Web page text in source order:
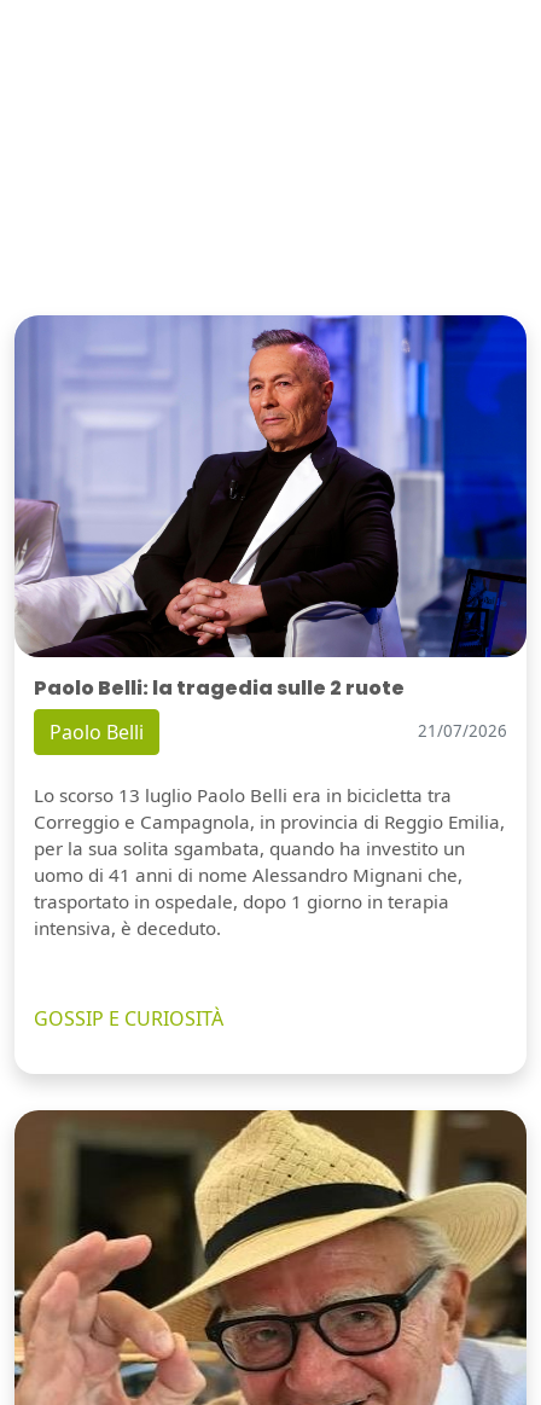
Paolo Belli: la tragedia sulle 2 ruote
Paolo Belli 21/07/2026
Lo scorso 13 luglio Paolo Belli era in bicicletta tra
Correggio e Campagnola, in provincia di Reggio Emilia,
per la sua solita sgambata, quando ha investito un
uomo di 41 anni di nome Alessandro Mignani che,
trasportato in ospedale, dopo 1 giorno in terapia
intensiva, è deceduto.
GOSSIP E CURIOSITÀ